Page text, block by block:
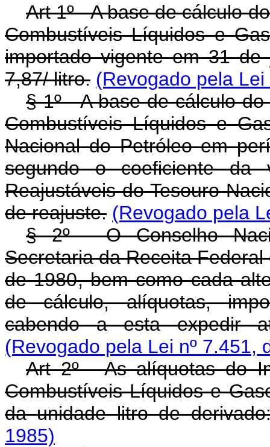
Art 1º - A base de cálculo
Combustíveis Líquidos e
importado vigente em 31
7,87/ litro. (Revogado pela
§ 1º - A base de cálculo
Combustíveis Líquidos e
Nacional do Petróleo em
segundo o coeficiente da
Reajustáveis do Tesouro
de reajuste. (Revogado pela
§ 2º - O Conselho
Secretaria da Receita
de 1980, bem como cada
de cálculo, alíquotas,
cabendo a esta expedir
(Revogado pela Lei nº 7.451,
Art 2º - As alíquotas do
Combustíveis Líquidos e
da unidade litro de
1985)